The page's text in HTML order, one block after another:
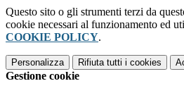
Questo sito o gli strumenti terzi da
cookie necessari al funzionamento ed
COOKIE POLICY.
Personalizza Rifiuta tutti i cookies
Gestione cookie